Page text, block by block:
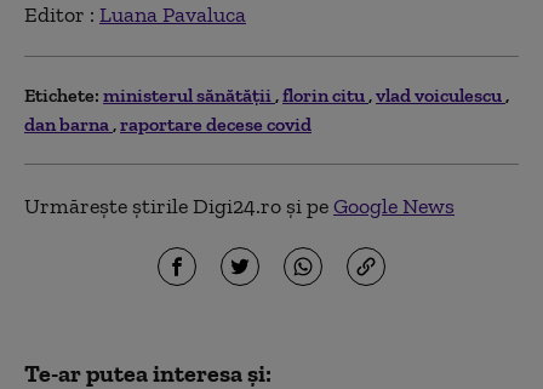
Editor : Luana Pavaluca
Etichete: ministerul sănătăţii florin citu vlad voiculescu
dan barna raportare decese covid
Urmărește știrile Digi24.ro și peGoogle News
Te-ar putea interesa și: